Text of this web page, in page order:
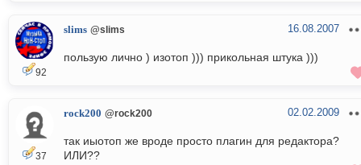
92
slims @slims 16.08.2007
пользую лично ) изотоп ))) прикольная штука )))
37
rock200 @rock200 02.02.2009
так иыотоп же вроде просто плагин для редактора?
ИЛИ??